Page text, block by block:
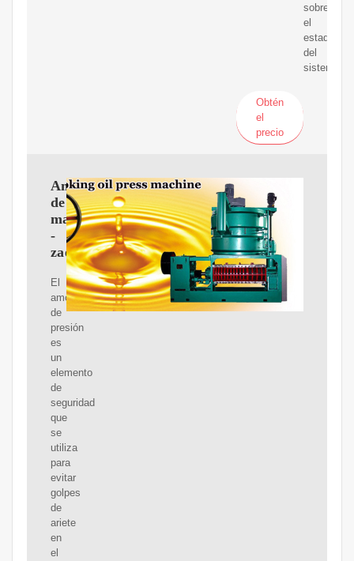
sobre
el
estado
del
sistema…
Obtén
el
precio
Amortiguador
de
manómetro
-
zaes.es
El
amortiguador
de
presión
es
un
elemento
de
seguridad
que
se
utiliza
para
evitar
golpes
de
ariete
en
el